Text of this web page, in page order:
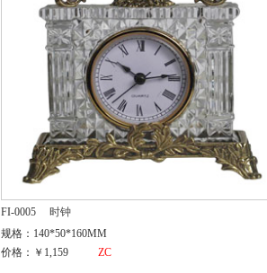
FI-0005
时钟
规格：140*50*160MM
价格：￥1,159
ZC